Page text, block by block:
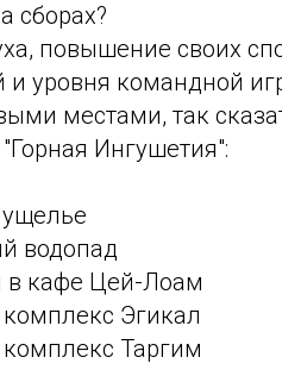
сборах?
повышение своих
и уровня командной
местами, так
Ингушетия":
водопад
в кафе Цей-Лоам
Эгикал
Таргим